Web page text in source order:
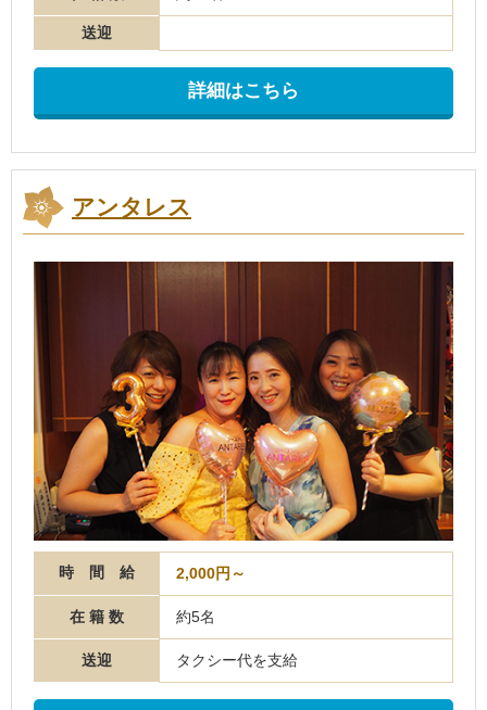
送迎
詳細はこちら
アンタレス
時 間 給 2,000円～
在 籍 数 約5名
送迎 タクシー代を支給